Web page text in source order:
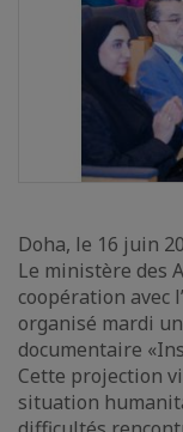
Doha, le 16 juin
Le ministère des
coopération avec
organisé mardi
documentaire
Cette projection
situation